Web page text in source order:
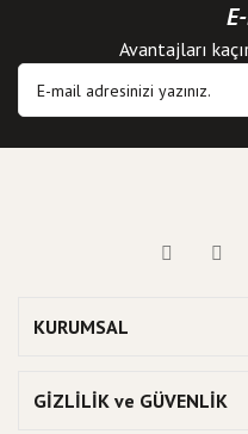
Avantajları
KURUMSAL
GİZLİLİK ve GÜVENLİK